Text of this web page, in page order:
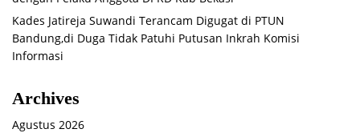
Kades Jatireja Suwandi Terancam Digugat di PTUN
Bandung,di Duga Tidak Patuhi Putusan Inkrah Komisi
Informasi
Archives
Agustus 2026